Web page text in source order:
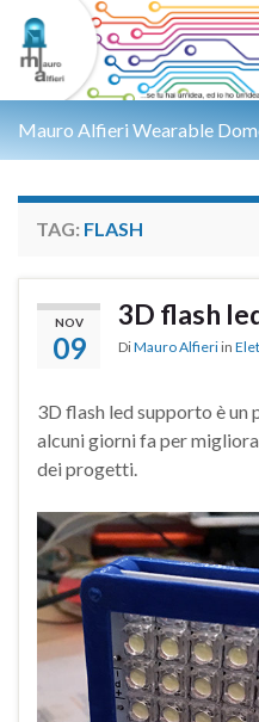
Mauro Alfieri Wearable
TAG: FLASH
NOV
09
3D flash
DiMauro Alfieri in
3D flash led supporto è
alcuni giorni fa per
dei progetti.